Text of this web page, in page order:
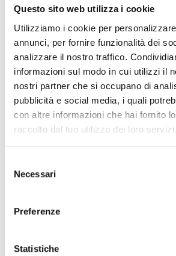
Questo sito web utilizza i cookie
Utilizziamo i cookie per
annunci, per fornire funzionalità dei
analizzare il nostro traffico.
informazioni sul modo in cui utilizzi il
nostri partner che si occupano di
pubblicità e social media, i quali
con altre informazioni che hai fornito
raccolto dal tuo utilizzo dei loro servizi.
delNecessari
Preferenze
Statistiche
Accesorios bases EB00 -
Accesorios para la prueba de
Accesorios para detectores Enea
Accesorios Senseware
Accesorios de la serie Industrial
Seleccionar todo
Inicia sesión antes de descargar los
iconolock